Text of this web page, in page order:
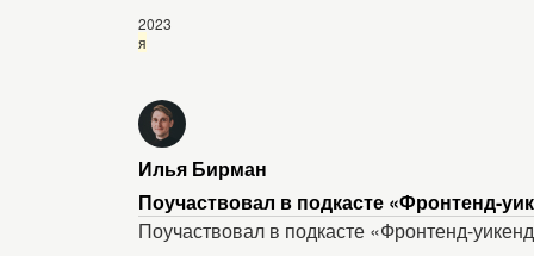
2023
я
Илья Бирман
Поучаствовал в подкасте «Фронтенд-
Поучаствовал в подкасте «Фронтенд-